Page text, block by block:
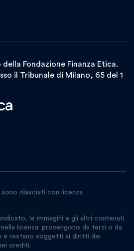
Fondazione Finanza Etica.
il Tribunale di Milano, 65 del 1
rilasciati con licenza
le immagini e gli altri contenuti
licenza: provengono da terzi o da
e restano soggetti ai diritti dei
crediti.